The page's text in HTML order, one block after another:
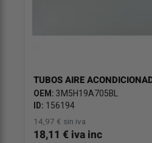
TUBOS AIRE
OEM: 3M5H19A705BL
ID: 156194
14,97 € sin iva
18,11 € iva inc